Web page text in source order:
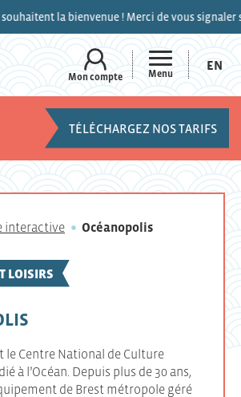
! Merci de vous signaler sur le canal 9 de
Mon compte Menu
EN
TÉLÉCHARGEZ NOS TARIFS
interactive Océanopolis
LOISIRS
le Centre National de Culture
à l’Océan. Depuis plus de 30 ans,
de Brest métropole géré